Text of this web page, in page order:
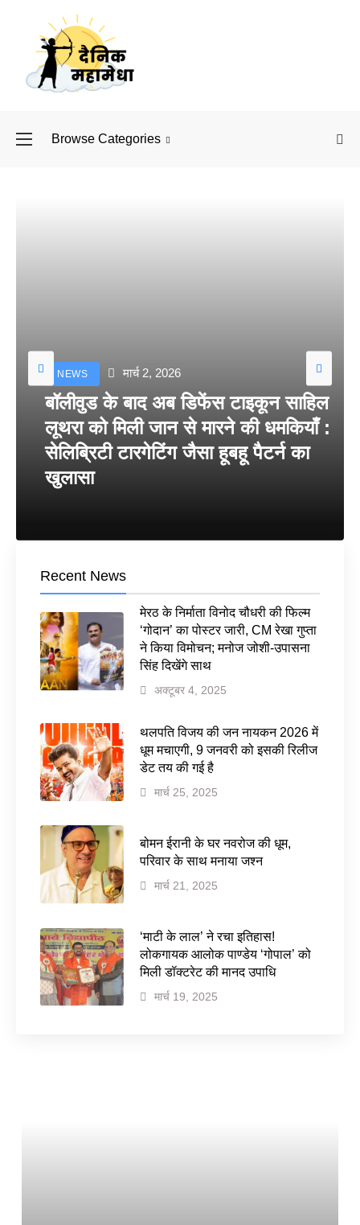
Browse Categories
NEWS मार्च 2, 2026
बॉलीवुड के बाद अब डिफेंस टाइकून साहिल
लूथरा को मिली जान से मारने की धमकियाँ :
सेलिब्रिटी टारगेटिंग जैसा हूबहू पैटर्न का
खुलासा
Recent News
मेरठ के निर्माता विनोद चौधरी की फिल्म
‘गोदान’ का पोस्टर जारी, CM रेखा गुप्ता
ने किया विमोचन; मनोज जोशी-उपासना
सिंह दिखेंगे साथ
अक्टूबर 4, 2025
थलपति विजय की जन नायकन 2026 में
धूम मचाएगी, 9 जनवरी को इसकी रिलीज
डेट तय की गई है
मार्च 25, 2025
बोमन ईरानी के घर नवरोज की धूम,
परिवार के साथ मनाया जश्न
मार्च 21, 2025
‘माटी के लाल’ ने रचा इतिहास!
लोकगायक आलोक पाण्डेय ‘गोपाल’ को
मिली डॉक्टरेट की मानद उपाधि
मार्च 19, 2025